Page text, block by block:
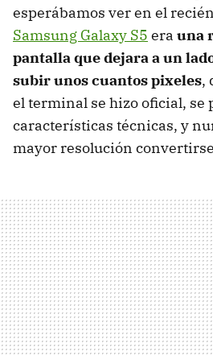
esperábamos ver en el
Samsung Galaxy S5 era una
pantalla que dejara a un
subir unos cuantos pixeles,
el terminal se hizo oficial, se
características técnicas, y
mayor resolución